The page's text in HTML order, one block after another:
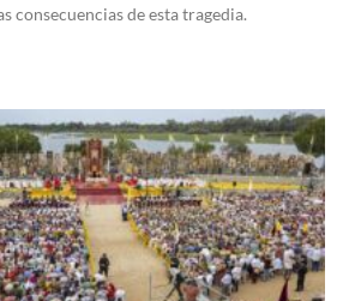
consecuencias de esta tragedia.